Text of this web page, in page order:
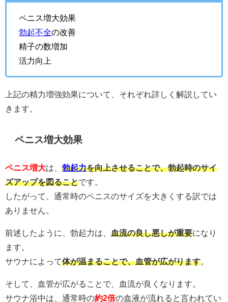
ペニス増大効果
勃起不全の改善
精子の数増加
活力向上
上記の精力増強効果について、それぞれ詳しく解説してい
きます。
ペニス増大効果
ペニス増大は、 勃起力を向上させることで、勃起時のサイ
ズアップを図ることです。
したがって、通常時のペニスのサイズを大きくする訳では
ありません。
前述したように、勃起力は、 血流の良し悪しが重要になり
ます。
サウナによって体が温まることで、血管が広がります
そして、血管が広がることで、血流が良くなります。
サウナ浴中は、通常時の約2倍の血液が流れると言われてい